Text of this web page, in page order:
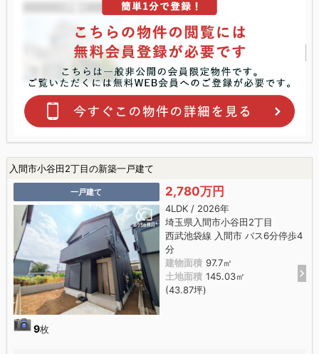
入間市小谷田2丁目の新築一戸建て
一戸建て
9枚
2,780万円
4LDK / 2026年
埼玉県入間市小谷田2丁目
西武池袋線 入間市 バス6分停歩4
分
建物面積 97.7㎡
土地面積 145.03㎡
(43.87坪)